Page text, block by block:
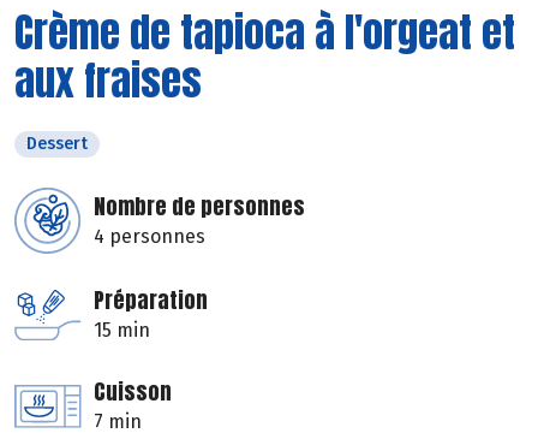
Crème de tapioca à l'orgeat et
aux fraises
Dessert
Nombre de personnes
4 personnes
Préparation
15 min
Cuisson
7 min